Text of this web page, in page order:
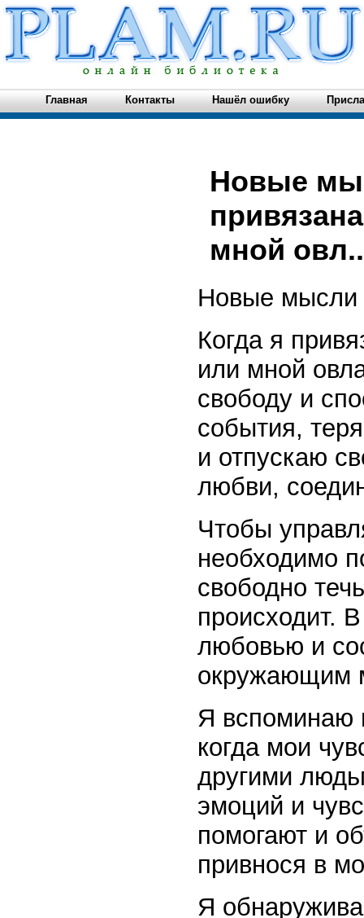
Главная Контакты Нашёл ошибку
Новые
мной
Новые мысли
Когда я
или мной
свободу и
события,
и отпускаю
любви,
Чтобы
необходимо
свободно
происходит.
любовью и
окружающим
Я вспоминаю
когда мои
другими
эмоций и
помогают и
привнося в
Я